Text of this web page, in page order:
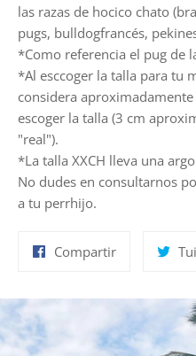
las razas de hocico chato
pugs, bulldogfrancés,
*Como referencia el pug de
*Al esccoger la talla para tu
considera
escoger la talla (3 cm
"real").
*La talla XXCH lleva una
No dudes en consultarnos
a tu perrhijo.
CompartirCompartir